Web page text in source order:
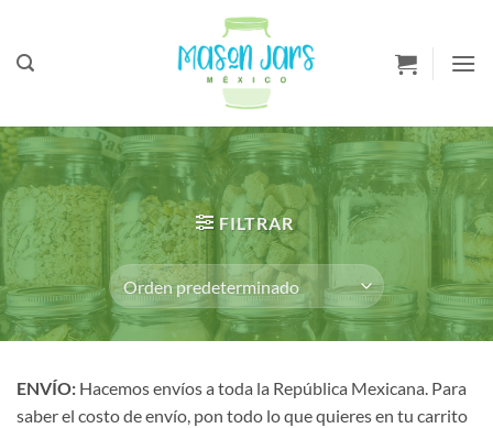
Contenido
FILTRAR
ENVÍO: Hacemos envíos a toda la República Mexicana. Para
saber el costo de envío, pon todo lo que quieres en tu carrito